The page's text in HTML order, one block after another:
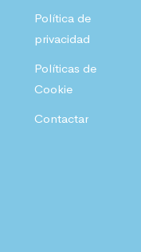
Política de
privacidad
Políticas de
Cookie
Contactar